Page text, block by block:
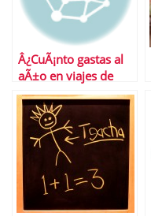
Â¿CuÃ¡nto gastas al
aÃ±o en viajes de
empresas?